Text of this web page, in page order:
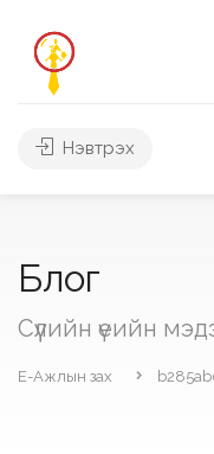
Нэвтрэх
Блог
Сүүлийн үеийн
Е-Ажлын зах